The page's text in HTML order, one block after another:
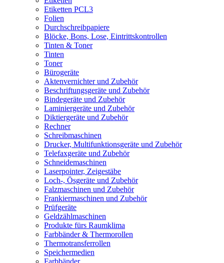
Etiketten PCL3
Folien
Durchschreibpapiere
Blöcke, Bons, Lose, Eintrittskontrollen
Tinten & Toner
Tinten
Toner
Bürogeräte
Aktenvernichter und Zubehör
Beschriftungsgeräte und Zubehör
Bindegeräte und Zubehör
Laminiergeräte und Zubehör
Diktiergeräte und Zubehör
Rechner
Schreibmaschinen
Drucker, Multifunktionsgeräte und Zubehör
Telefaxgeräte und Zubehör
Schneidemaschinen
Laserpointer, Zeigestäbe
Loch-, Ösgeräte und Zubehör
Falzmaschinen und Zubehör
Frankiermaschinen und Zubehör
Prüfgeräte
Geldzählmaschinen
Produkte fürs Raumklima
Farbbänder & Thermorollen
Thermotransferrollen
Speichermedien